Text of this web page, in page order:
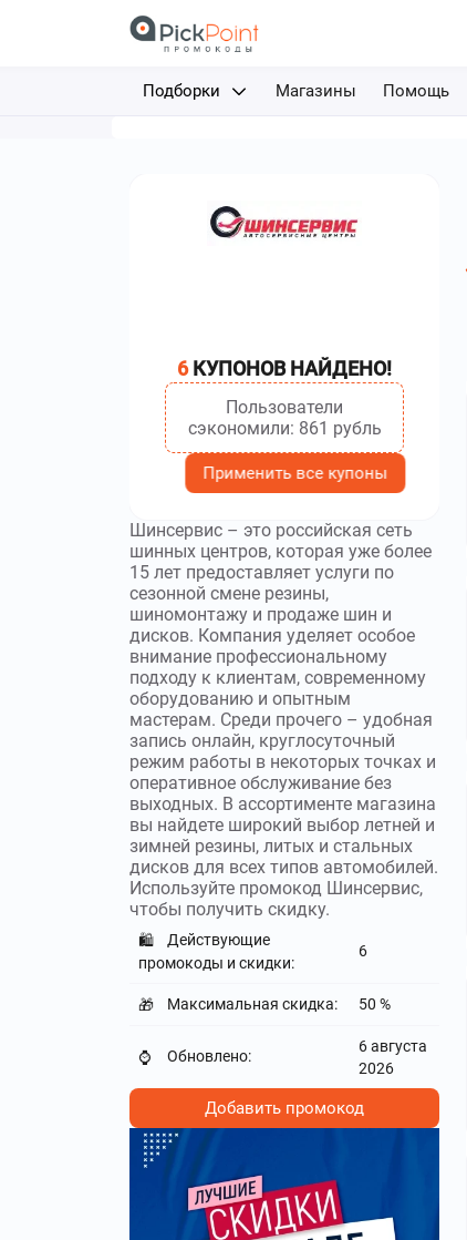
Подборки
Путешествия
Каршеринг
Магазины Помощь
6КУПОНОВ НАЙДЕНО!
Пользователи
сэкономили: 861 рубль
Применить все купоны
Шинсервис – это российская сеть
шинных центров, которая уже более
15 лет предоставляет услуги по
сезонной смене резины,
шиномонтажу и продаже шин и
дисков. Компания уделяет особое
внимание профессиональному
подходу к клиентам, современному
оборудованию и опытным
мастерам. Среди прочего – удобная
запись онлайн, круглосуточный
режим работы в некоторых точках и
оперативное обслуживание без
выходных. В ассортименте магазина
вы найдете широкий выбор летней и
зимней резины, литых и стальных
дисков для всех типов автомобилей.
Используйте промокод Шинсервис,
чтобы получить скидку.
🛍️
Действующие
промокоды и скидки:
6
🎁 Максимальная скидка: 50 %
⌚ Обновлено:
6 августа
2026
Добавить промокод